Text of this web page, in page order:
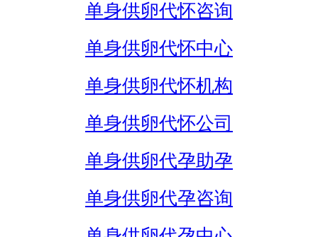
单身供卵代怀咨询
单身供卵代怀中心
单身供卵代怀机构
单身供卵代怀公司
单身供卵代孕助孕
单身供卵代孕咨询